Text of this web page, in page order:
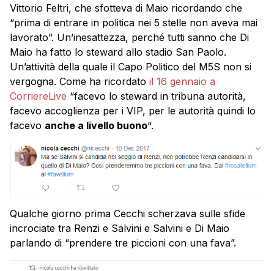
Vittorio Feltri, che sfotteva di Maio ricordando che
“prima di entrare in politica nei 5 stelle non aveva mai
lavorato”. Un’inesattezza, perché tutti sanno che Di
Maio ha fatto lo steward allo stadio San Paolo.
Un’attività della quale il Capo Politico del M5S non si
vergogna. Come ha ricordato il 16 gennaio a
CorriereLive “facevo lo steward in tribuna autorità,
facevo accoglienza per i VIP, per le autorità quindi lo
facevo anche a livello buono“.
Qualche giorno prima Cecchi scherzava sulle sfide
incrociate tra Renzi e Salvini e Salvini e Di Maio
parlando di “prendere tre piccioni con una fava”.